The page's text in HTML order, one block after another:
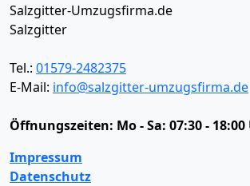
Salzgitter-Umzugsfirma.de
Salzgitter
Tel.: 01579-2482375
E-Mail: info@salzgitter-umzugsfirma.de
Öffnungszeiten: Mo - Sa: 07:30 -
Impressum
Datenschutz